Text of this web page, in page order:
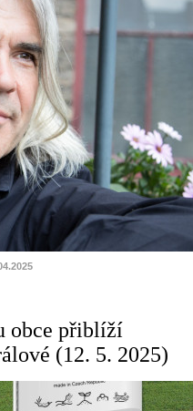
obce přiblíží
(12. 5. 2025)